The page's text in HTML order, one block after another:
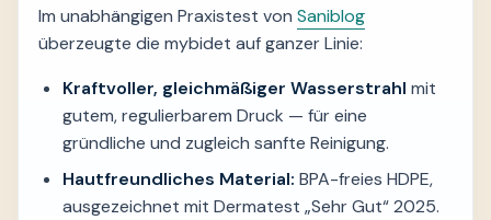
Im unabhängigen Praxistest von Saniblog
überzeugte die mybidet auf ganzer Linie:
Kraftvoller, gleichmäßiger Wasserstrahl mit
gutem, regulierbarem Druck — für eine
gründliche und zugleich sanfte Reinigung.
Hautfreundliches Material: BPA-freies HDPE,
ausgezeichnet mit Dermatest „Sehr Gut“ 2025.